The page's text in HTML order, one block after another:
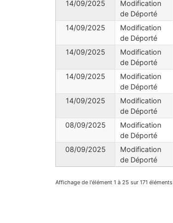
14/09/2025
Modification
de Déporté
14/09/2025
Modification
de Déporté
14/09/2025
Modification
de Déporté
14/09/2025
Modification
de Déporté
14/09/2025
Modification
de Déporté
08/09/2025
Modification
de Déporté
08/09/2025
Modification
de Déporté
Affichage de l'élément 1 à 25 sur 171 éléments